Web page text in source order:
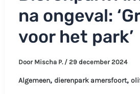
na ongeval:
voor het park’
Door Mischa P. / 29 december 2024
Algemeen, dierenpark amersfoort,